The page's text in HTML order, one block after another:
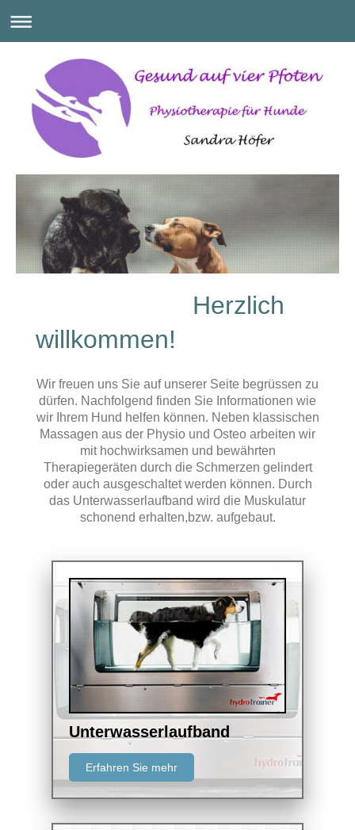
Herzlich
willkommen!
Wir freuen uns Sie auf unserer Seite begrüssen zu
dürfen. Nachfolgend finden Sie Informationen wie
wir Ihrem Hund helfen können. Neben klassischen
Massagen aus der Physio und Osteo arbeiten wir
mit hochwirksamen und bewährten
Therapiegeräten durch die Schmerzen gelindert
oder auch ausgeschaltet werden können. Durch
das Unterwasserlaufband wird die Muskulatur
schonend erhalten,bzw. aufgebaut.
Unterwasserlaufband
Erfahren Sie mehr